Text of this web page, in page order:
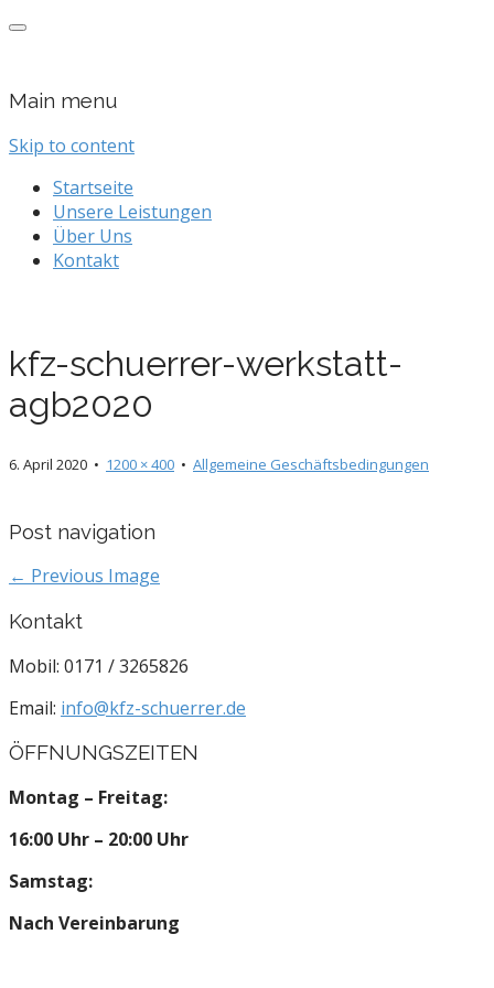
Main menu
Skip to content
Startseite
Unsere Leistungen
Über Uns
Kontakt
kfz-schuerrer-werkstatt-
agb2020
6. April 2020 • 1200 × 400 • Allgemeine Geschäftsbedingungen
Post navigation
← Previous Image
Kontakt
Mobil: 0171 / 3265826
Email: info@kfz-schuerrer.de
ÖFFNUNGSZEITEN
Montag – Freitag:
16:00 Uhr – 20:00 Uhr
Samstag:
Nach Vereinbarung